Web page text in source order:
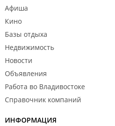
Афиша
Кино
Базы отдыха
Недвижимость
Новости
Объявления
Работа во Владивостоке
Справочник компаний
ИНФОРМАЦИЯ